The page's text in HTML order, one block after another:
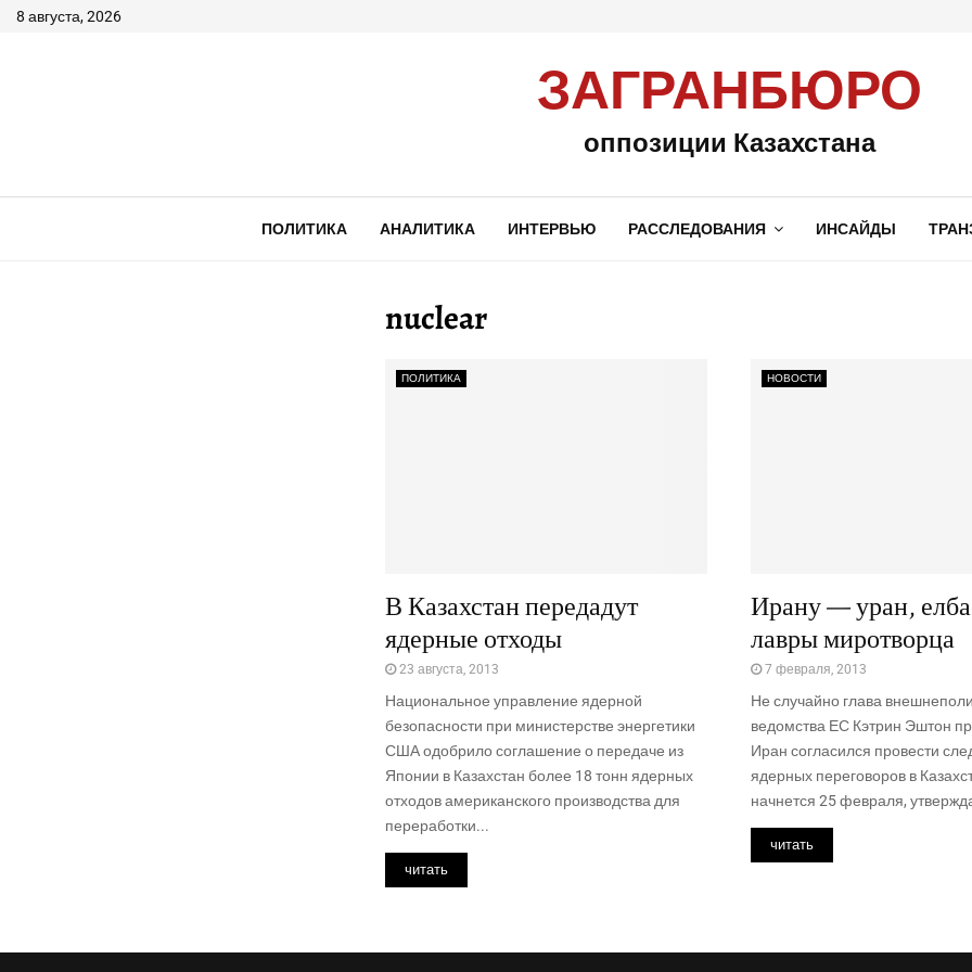
8 августа, 2026
ЗАГРАНБЮРО
оппозиции Казахстана
ПОЛИТИКА АНАЛИТИКА ИНТЕРВЬЮ РАССЛЕДОВАНИЯ ИНСАЙДЫ
nuclear
ПОЛИТИКА
В Казахстан передадут
ядерные отходы
23 августа, 2013
Национальное управление ядерной
безопасности при министерстве энергетики
США одобрило соглашение о передаче из
Японии в Казахстан более 18 тонн ядерных
отходов американского производства для
переработки...
читать
НОВОСТИ
Ирану — уран,
лавры миротворца
7 февраля, 2013
Не случайно глава
ведомства ЕС Кэтрин Эштон
Иран согласился провести
ядерных переговоров в
начнется 25 февраля,
читать